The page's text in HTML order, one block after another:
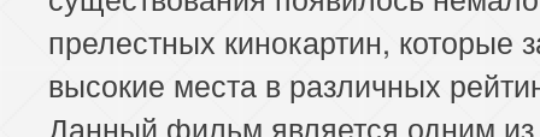
прелестных кинокартин, которые
высокие места в различных
Данный фильм является одним из